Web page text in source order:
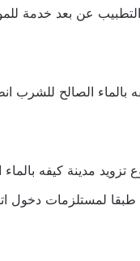
عن بعد خدمة
الصالح للشرب
مدينة كيفه
طبقا لمستلزمات دخول